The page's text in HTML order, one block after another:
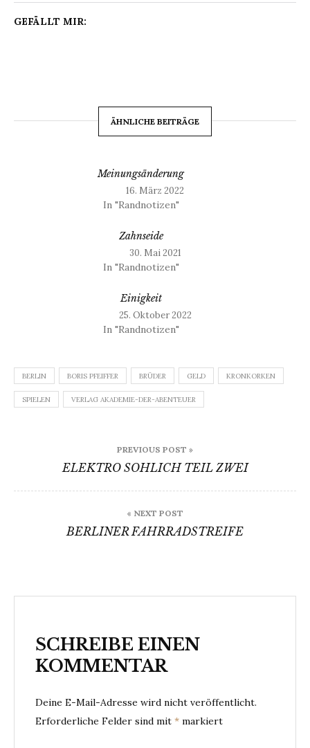
GEFÄLLT MIR:
ÄHNLICHE BEITRÄGE
Meinungsänderung
16. März 2022
In "Randnotizen"
Zahnseide
30. Mai 2021
In "Randnotizen"
Einigkeit
25. Oktober 2022
In "Randnotizen"
BERLIN BORIS PFEIFFER BRÜDER GELD KRONKORKEN
SPIELEN VERLAG AKADEMIE-DER-ABENTEUER
PREVIOUS POST »
ELEKTRO SOHLICH TEIL ZWEI
« NEXT POST
BERLINER FAHRRADSTREIFE
SCHREIBE EINEN
KOMMENTAR
Deine E-Mail-Adresse wird nicht veröffentlicht.
Erforderliche Felder sind mit * markiert